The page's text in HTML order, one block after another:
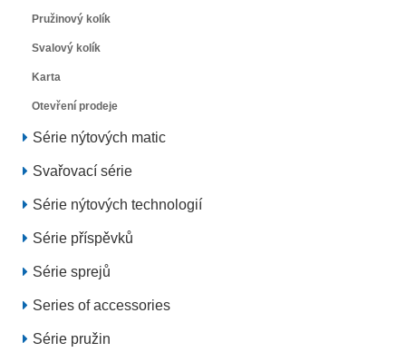
Pružinový kolík
Svalový kolík
Karta
Otevření prodeje
Série nýtových matic
Svařovací série
Série nýtových technologií
Série příspěvků
Série sprejů
Series of accessories
Série pružin